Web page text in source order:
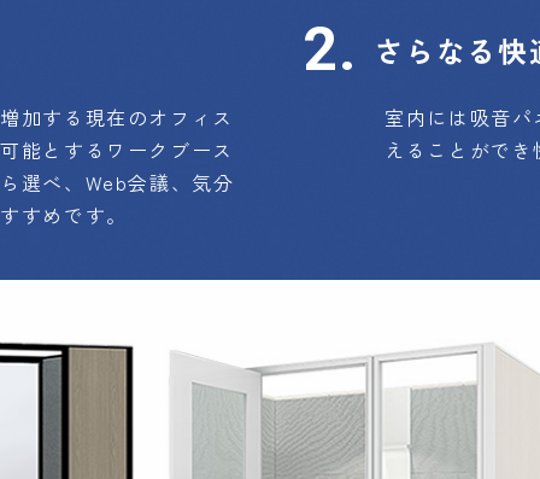
加する現在のオフィス
能とするワークブース
選べ、Web会議、気分
すめです。
さらなる
室内には吸音
えることがで